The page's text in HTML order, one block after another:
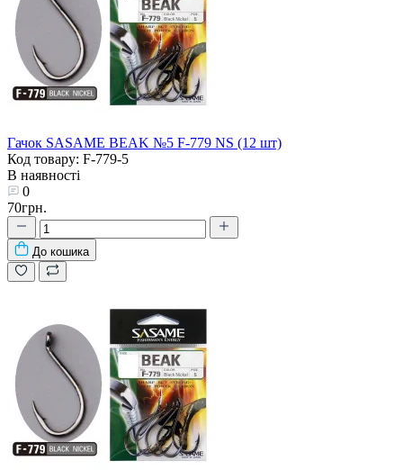
Гачок SASAME BEAK №5 F-779 NS (12 шт)
Код товару: F-779-5
В наявності
0
70грн.
До кошика